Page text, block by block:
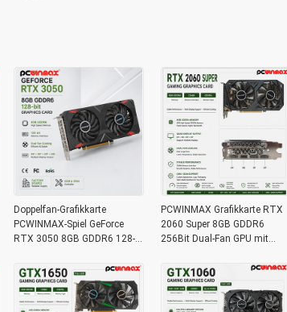
Doppelfan-Grafikkarte
PCWINMAX-Spiel GeForce
RTX 3050 8GB GDDR6 128-
PCWINMAX Grafikkarte RTX
2060 Super 8GB GDDR6
256Bit Dual-Fan GPU mit
Gaming PC OEM Großhandel